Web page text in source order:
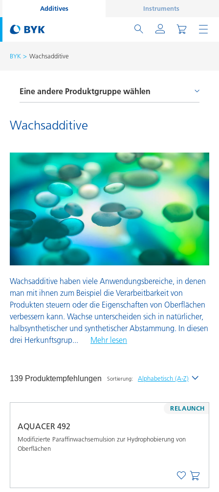
Additives Instruments
BYK Wachsadditive
Wachsadditive
Eine andere Produktgruppe wählen
Haftvermittler und Coupling Agents
Oberflächenadditive
Prozessadditive
Rheologieadditive
Wachsadditive
Wachsadditive haben viele Anwendungsbereiche, in denen
man mit ihnen zum Beispiel die Verarbeitbarkeit von
Produkten steuern oder die Eigenschaften von Oberflächen
verbessern kann. Wachse unterscheiden sich in natürlicher,
halbsynthetischer und synthetischer Abstammung. In diesen
drei Herkunftsgrup... Mehr lesen
139 Produktempfehlungen Sortierung: Alphabetisch (A-Z)
Alphabetisch (A-Z)
AQUACER 492
Modifizierte Paraffinwachsemulsion zur Hydrophobierung von
Oberflächen
RELAUNCH